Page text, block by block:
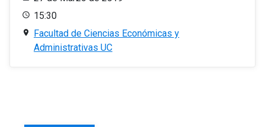
15:30
Facultad de Ciencias Económicas y
Administrativas UC